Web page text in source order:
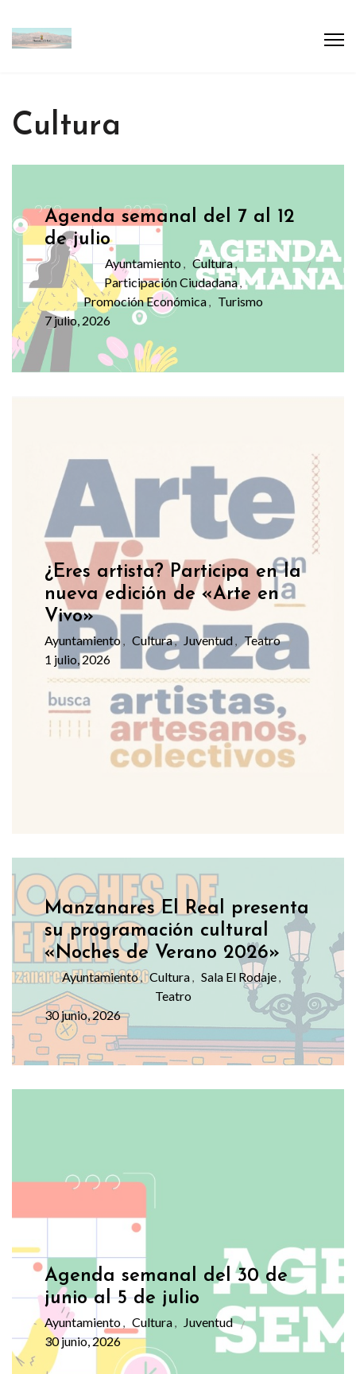
Cultura
Agenda semanal del 7 al 12
de julio
Ayuntamiento , Cultura,
Participación Ciudadana,
Promoción Económica, Turismo
7 julio, 2026
¿Eres artista? Participa en la
nueva edición de «Arte en
Vivo»
Ayuntamiento , Cultura, Juventud, Teatro
1 julio, 2026
Manzanares El Real presenta
su programación cultural
«Noches de Verano 2026»
Ayuntamiento, Cultura, Sala El Rodaje,
Teatro
30 junio, 2026
Agenda semanal del 30 de
junio al 5 de julio
Ayuntamiento, Cultura,
Juventud
30 junio, 2026